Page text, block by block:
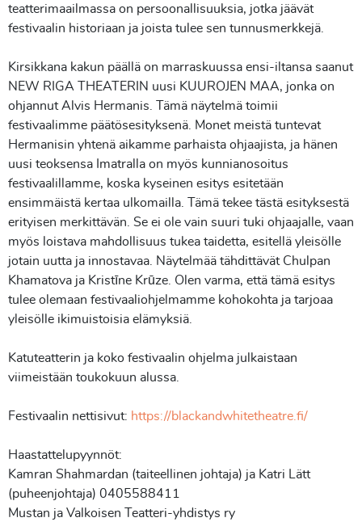
teatterimaailmassa on persoonallisuuksia, jotka jäävät
festivaalin historiaan ja joista tulee sen tunnusmerkkejä.
Kirsikkana kakun päällä on marraskuussa ensi-iltansa saanut
NEW RIGA THEATERIN uusi KUUROJEN MAA, jonka on
ohjannut Alvis Hermanis. Tämä näytelmä toimii
festivaalimme päätösesityksenä. Monet meistä tuntevat
Hermanisin yhtenä aikamme parhaista ohjaajista, ja hänen
uusi teoksensa Imatralla on myös kunnianosoitus
festivaalillamme, koska kyseinen esitys esitetään
ensimmäistä kertaa ulkomailla. Tämä tekee tästä esityksestä
erityisen merkittävän. Se ei ole vain suuri tuki ohjaajalle, vaan
myös loistava mahdollisuus tukea taidetta, esitellä yleisölle
jotain uutta ja innostavaa. Näytelmää tähdittävät Chulpan
Khamatova ja Kristīne Krūze. Olen varma, että tämä esitys
tulee olemaan festivaaliohjelmamme kohokohta ja tarjoaa
yleisölle ikimuistoisia elämyksiä.
Katuteatterin ja koko festivaalin ohjelma julkaistaan
viimeistään toukokuun alussa.
Festivaalin nettisivut: https://blackandwhitetheatre.fi/
Haastattelupyynnöt:
Kamran Shahmardan (taiteellinen johtaja) ja Katri Lätt
(puheenjohtaja) 0405588411
Mustan ja Valkoisen Teatteri-yhdistys ry